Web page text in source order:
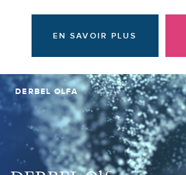
Prendre rendez-vous
EN SAVOIR PLUS
DERBEL OLFA